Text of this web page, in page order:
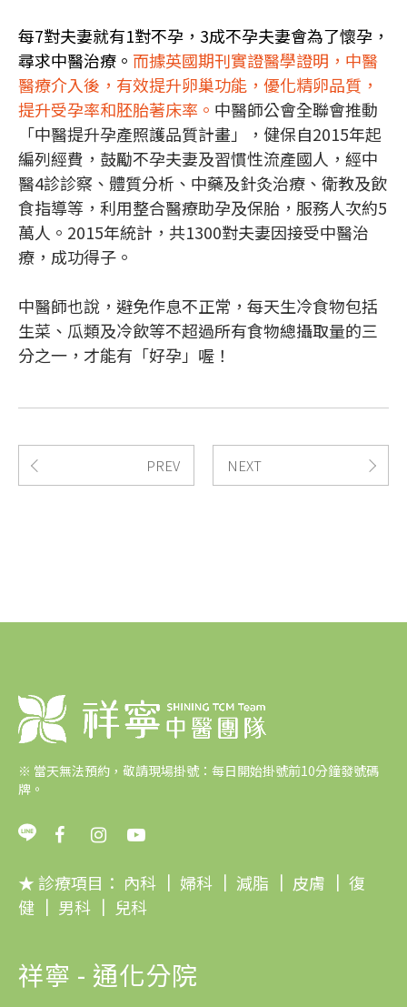
每7對夫妻就有1對不孕，3成不孕夫妻會為了懷孕，
尋求中醫治療。 而據英國期刊實證醫學證明，中醫
醫療介入後，有效提升卵巢功能，優化精卵品質，
提升受孕率和胚胎著床率。 中醫師公會全聯會推動
「中醫提升孕產照護品質計畫」，健保自2015年起
編列經費，鼓勵不孕夫妻及習慣性流產國人，經中
醫4診診察、體質分析、中藥及針灸治療、衛教及飲
食指導等，利用整合醫療助孕及保胎，服務人次約5
萬人。2015年統計，共1300對夫妻因接受中醫治
療，成功得子。
中醫師也說，避免作息不正常，每天生冷食物包括
生菜、瓜類及冷飲等不超過所有食物總攝取量的三
分之一，才能有「好孕」喔！
PREV NEXT
※ 當天無法預約，敬請現場掛號：每日開始掛號前10分鐘發號碼
牌。
★ 診療項目： 內科 ｜ 婦科 ｜ 減脂 ｜ 皮膚 ｜ 復
健 ｜ 男科 ｜ 兒科
祥寧 - 通化分院